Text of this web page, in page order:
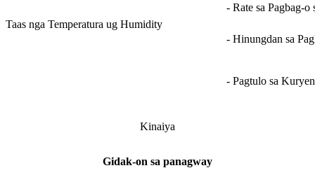
Taas nga Temperatura ug Humidity
- Rate sa Pagbag-o
- Hinungdan sa
- Pagtulo sa
Kinaiya
Gidak-on sa panagway